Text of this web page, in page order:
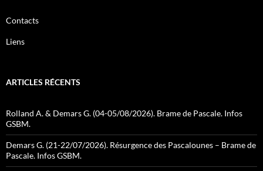
Contacts
Liens
ARTICLES RÉCENTS
Rolland A. & Demars G. (04-05/08/2026). Brame de Pascale. Infos
GSBM.
Demars G. (21-22/07/2026). Résurgence des Pascalounes – Brame de
Pascale. Infos GSBM.